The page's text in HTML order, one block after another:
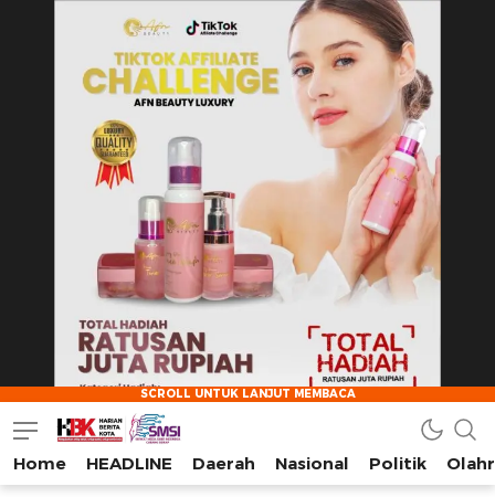
HarianBeritaKota
Mengabarkan Setiap Detil, Sudut, dan Cerita Kota
Home HEADLINE Daerah Nasional Politik